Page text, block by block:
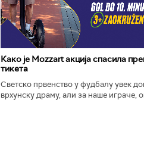
Како је Mozzart акција спасила
тикета
Светско првенство у фудбалу увек
врхунску драму, али за наше играче,